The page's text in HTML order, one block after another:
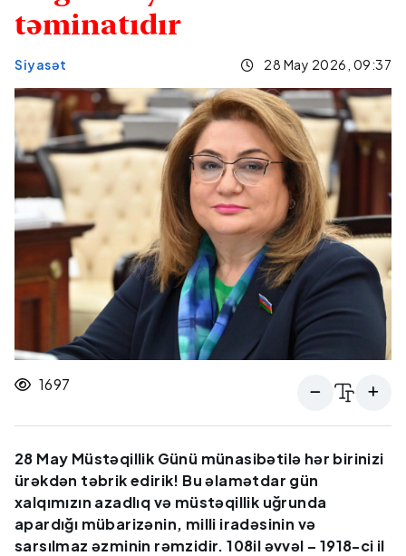
təminatıdır
Siyasət 28 May 2026, 09:37
1697
28 May Müstəqillik Günü münasibətilə hər birinizi
ürəkdən təbrik edirik! Bu əlamətdar gün
xalqımızın azadlıq və müstəqillik uğrunda
apardığı mübarizənin, milli iradəsinin və
sarsılmaz əzminin rəmzidir. 108il əvvəl – 1918-ci il